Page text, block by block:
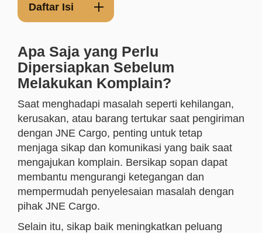
Daftar Isi
Apa Saja yang Perlu
Dipersiapkan Sebelum
Melakukan Komplain?
Saat menghadapi masalah seperti kehilangan,
kerusakan, atau barang tertukar saat pengiriman
dengan JNE Cargo, penting untuk tetap
menjaga sikap dan komunikasi yang baik saat
mengajukan komplain. Bersikap sopan dapat
membantu mengurangi ketegangan dan
mempermudah penyelesaian masalah dengan
pihak JNE Cargo.
Selain itu, sikap baik meningkatkan peluang